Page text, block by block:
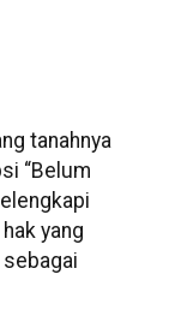
tanahnya
“Belum
yang